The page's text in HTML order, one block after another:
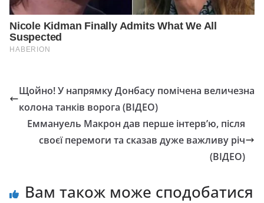
Щойно! У напрямку Донбасу помічена величезна
колона танків ворога (ВІДЕО)
Еммануель Макрон дав перше інтерв’ю, після
своєї перемоги та сказав дуже важливу річ
(ВІДЕО)
Вам також може сподобатися